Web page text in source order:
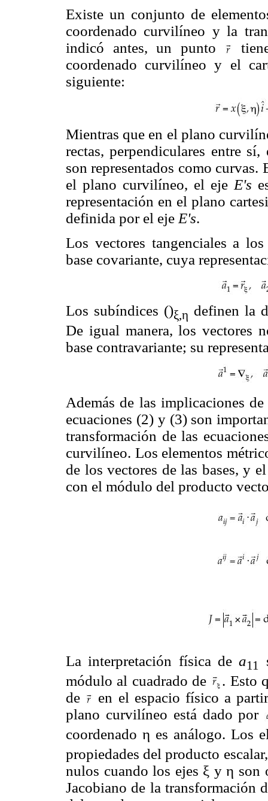
Existe un conjunto de
coordenado curvilíneo y la
indicó antes, un punto
coordenado curvilíneo y el
siguiente:
Mientras que en el plano
rectas, perpendiculares entre
son representados como curvas.
el plano curvilíneo, el eje E's
representación en el plano
definida por el eje E's.
Los vectores tangenciales a
base covariante, cuya
Los subíndices ()ξ,η definen la
De igual manera, los vectores
base contravariante; su
Además de las implicaciones
ecuaciones (2) y (3) son
transformación de las
curvilíneo. Los elementos
de los vectores de las bases, y
con el módulo del producto
La interpretación física dea11
módulo al cuadrado de
. Esto
de
en el espacio físico a
plano curvilíneo está dado por
coordenado η es análogo. Los
propiedades del producto
nulos cuando los ejes ξ y η son
Jacobiano de la transformación